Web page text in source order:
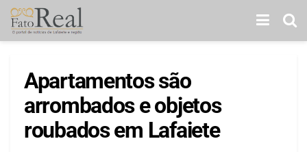
Apartamentos são
arrombados e objetos
roubados em Lafaiete